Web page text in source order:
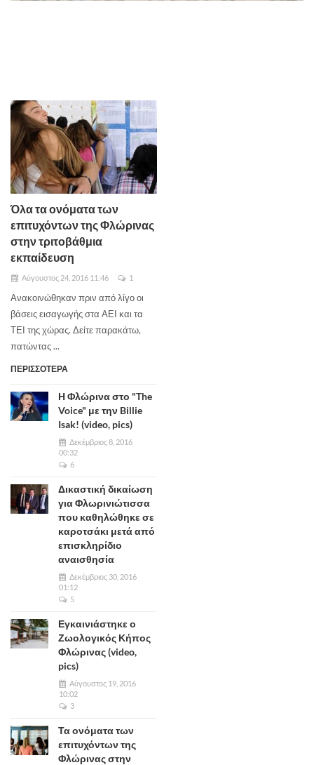
Όλα τα ονόματα των
επιτυχόντων της Φλώρινας
στην τριτοβάθμια
εκπαίδευση
Αύγουστος 24, 2016 11:46 1
Ανακοινώθηκαν πριν από λίγο οι
βάσεις εισαγωγής στα ΑΕΙ και τα
ΤΕΙ της χώρας. Δείτε παρακάτω,
πατώντας ...
ΠΕΡΙΣΣΟΤΕΡΑ
Η Φλώρινα στο "The
Voice" με την Billie
Isak! (video, pics)
Δεκέμβριος 8, 2016
00:32
6
Δικαστική δικαίωση
για Φλωρινιώτισσα
που καθηλώθηκε σε
καροτσάκι μετά από
επισκληρίδιο
αναισθησία
Δεκέμβριος 30, 2016
01:12
5
Εγκαινιάστηκε ο
Ζωολογικός Κήπος
Φλώρινας (video,
pics)
Αύγουστος 19, 2016
10:02
3
Τα ονόματα των
επιτυχόντων της
Φλώρινας στην